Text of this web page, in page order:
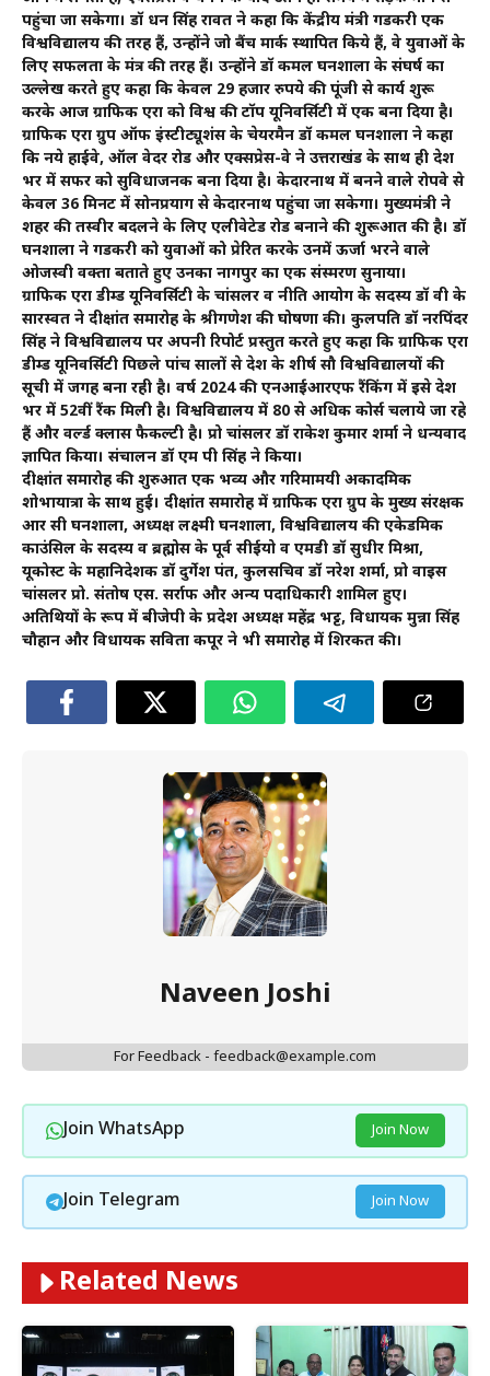
पहुंचा जा सकेगा। डॉ धन सिंह रावत ने कहा कि केंद्रीय मंत्री गडकरी एक
विश्वविद्यालय की तरह हैं, उन्होंने जो बैंच मार्क स्थापित किये हैं, वे युवाओं के
लिए सफलता के मंत्र की तरह हैं। उन्होंने डॉ कमल घनशाला के संघर्ष का
उल्लेख करते हुए कहा कि केवल 29 हजार रुपये की पूंजी से कार्य शुरू
करके आज ग्राफिक एरा को विश्व की टॉप यूनिवर्सिटी में एक बना दिया है।
ग्राफिक एरा ग्रुप ऑफ इंस्टीट्यूशंस के चेयरमैन डॉ कमल घनशाला ने कहा
कि नये हाईवे, ऑल वेदर रोड और एक्सप्रेस-वे ने उत्तराखंड के साथ ही देश
भर में सफर को सुविधाजनक बना दिया है। केदारनाथ में बनने वाले रोपवे से
केवल 36 मिनट में सोनप्रयाग से केदारनाथ पहुंचा जा सकेगा। मुख्यमंत्री ने
शहर की तस्वीर बदलने के लिए एलीवेटेड रोड बनाने की शुरूआत की है। डॉ
घनशाला ने गडकरी को युवाओं को प्रेरित करके उनमें ऊर्जा भरने वाले
ओजस्वी वक्ता बताते हुए उनका नागपुर का एक संस्मरण सुनाया।
ग्राफिक एरा डीम्ड यूनिवर्सिटी के चांसलर व नीति आयोग के सदस्य डॉ वी के
सारस्वत ने दीक्षांत समारोह के श्रीगणेश की घोषणा की। कुलपति डॉ नरपिंदर
सिंह ने विश्वविद्यालय पर अपनी रिपोर्ट प्रस्तुत करते हुए कहा कि ग्राफिक एरा
डीम्ड यूनिवर्सिटी पिछले पांच सालों से देश के शीर्ष सौ विश्वविद्यालयों की
सूची में जगह बना रही है। वर्ष 2024 की एनआईआरएफ रैंकिंग में इसे देश
भर में 52वीं रैंक मिली है। विश्वविद्यालय में 80 से अधिक कोर्स चलाये जा रहे
हैं और वर्ल्ड क्लास फैकल्टी है। प्रो चांसलर डॉ राकेश कुमार शर्मा ने धन्यवाद
ज्ञापित किया। संचालन डॉ एम पी सिंह ने किया।
दीक्षांत समारोह की शुरुआत एक भव्य और गरिमामयी अकादमिक
शोभायात्रा के साथ हुई। दीक्षांत समारोह में ग्राफिक एरा ग्रुप के मुख्य संरक्षक
आर सी घनशाला, अध्यक्ष लक्ष्मी घनशाला, विश्वविद्यालय की एकेडमिक
काउंसिल के सदस्य व ब्रह्मोस के पूर्व सीईयो व एमडी डॉ सुधीर मिश्रा,
यूकोस्ट के महानिदेशक डॉ दुर्गेश पंत, कुलसचिव डॉ नरेश शर्मा, प्रो वाइस
चांसलर प्रो. संतोष एस. सर्राफ और अन्य पदाधिकारी शामिल हुए।
अतिथियों के रूप में बीजेपी के प्रदेश अध्यक्ष महेंद्र भट्ट, विधायक मुन्ना सिंह
चौहान और विधायक सविता कपूर ने भी समारोह में शिरकत की।
Naveen Joshi
For Feedback - feedback@example.com
Join WhatsApp Join Now
Join Telegram Join Now
Related News